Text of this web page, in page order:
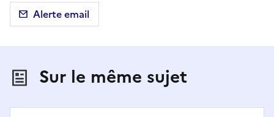
Alerte email
Sur le même sujet